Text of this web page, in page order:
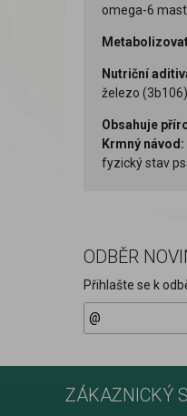
omega-6
Nutriční
železo
Obsahuje
Krmný návod:
fyzický stav
ODBĚR
Přihlašte se k
ZÁKAZNICKÝ